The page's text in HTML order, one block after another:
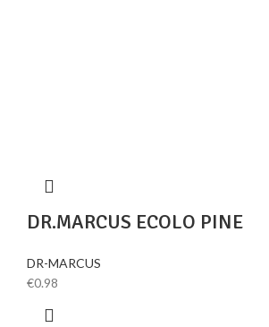
DR.MARCUS ECOLO PINE
DR-MARCUS
€0.98